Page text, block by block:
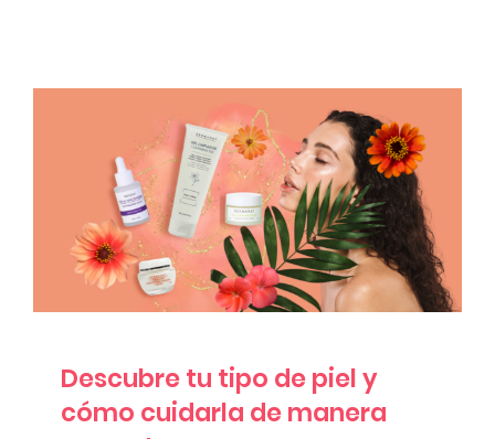
Descubre tu tipo de piel y cómo cuidarla
de manera correcta
News
Descubre tu tipo de piel y
cómo cuidarla de manera